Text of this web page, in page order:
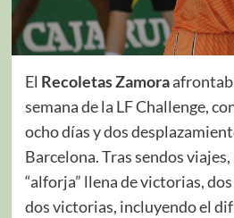
El Recoletas Zamora
semana de la LF Challenge,
ocho días y dos
Barcelona. Tras sendos viajes,
“alforja” llena de victorias,
dos victorias, incluyendo el